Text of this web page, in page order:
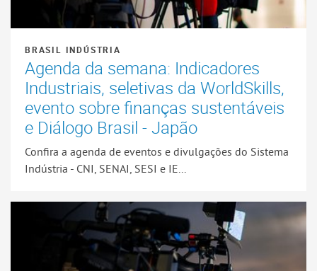
BRASIL INDÚSTRIA
Agenda da semana: Indicadores
Industriais, seletivas da WorldSkills,
evento sobre finanças sustentáveis
e Diálogo Brasil - Japão
Confira a agenda de eventos e divulgações do Sistema
Indústria - CNI, SENAI, SESI e IE...